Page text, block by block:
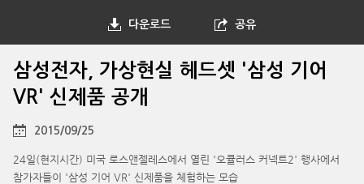
다운로드 공유
삼성전자, 가상현실 헤드셋 '삼성 기어
VR' 신제품 공개
2015/09/25
24일(현지시간) 미국 로스앤젤레스에서 열린 '오큘러스 커넥트2' 행사에서
참가자들이 '삼성 기어 VR' 신제품을 체험하는 모습